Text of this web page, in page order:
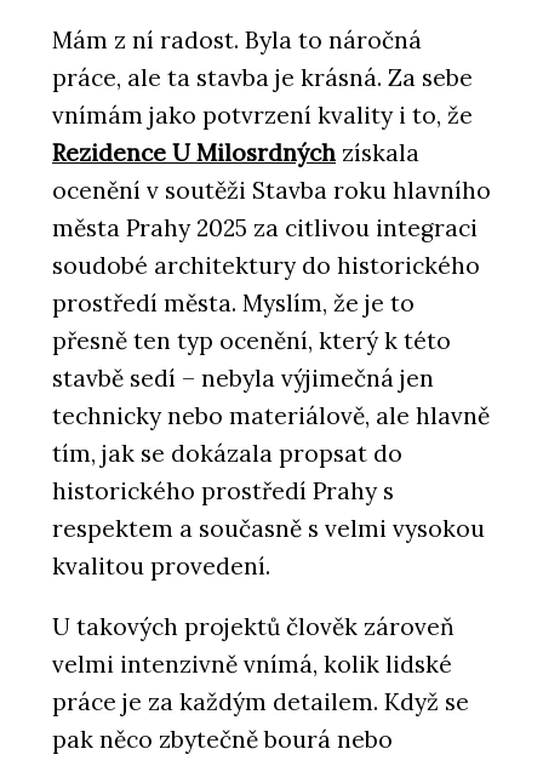
Mám z ní radost. Byla to náročná
práce, ale ta stavba je krásná. Za sebe
vnímám jako potvrzení kvality i to, že
Rezidence U Milosrdných získala
ocenění v soutěži Stavba roku hlavního
města Prahy 2025 za citlivou integraci
soudobé architektury do historického
prostředí města. Myslím, že je to
přesně ten typ ocenění, který k této
stavbě sedí – nebyla výjimečná jen
technicky nebo materiálově, ale hlavně
tím, jak se dokázala propsat do
historického prostředí Prahy s
respektem a současně s velmi vysokou
kvalitou provedení.
U takových projektů člověk zároveň
velmi intenzivně vnímá, kolik lidské
práce je za každým detailem. Když se
pak něco zbytečně bourá nebo